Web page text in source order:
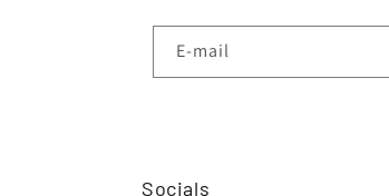
E‑mail
Socials